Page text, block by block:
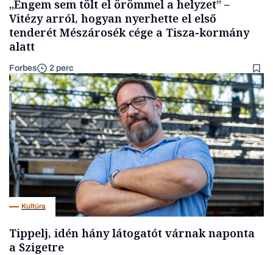
„Engem sem tölt el örömmel a helyzet” –
Vitézy arról, hogyan nyerhette el első
tenderét Mészárosék cége a Tisza-kormány
alatt
Forbes 2 perc
Kultúra
Tippelj, idén hány látogatót várnak naponta
a Szigetre